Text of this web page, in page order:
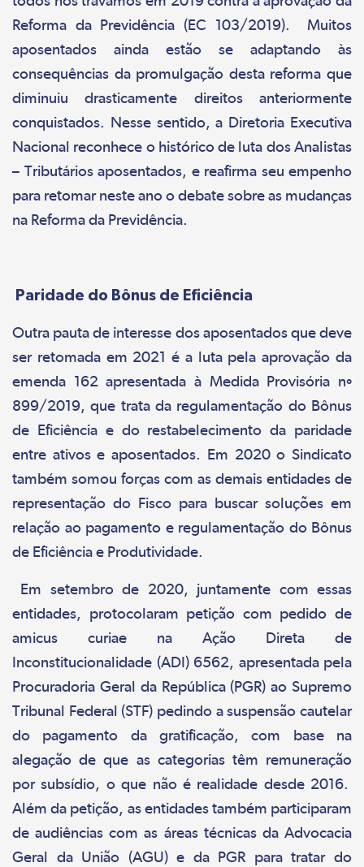
Reforma da Previdência (EC 103/2019). Muitos
aposentados ainda estão se adaptando às
consequências da promulgação desta reforma que
diminuiu drasticamente direitos anteriormente
conquistados. Nesse sentido, a Diretoria Executiva
Nacional reconhece o histórico de luta dos Analistas
– Tributários aposentados, e reafirma seu empenho
para retomar neste ano o debate sobre as mudanças
na Reforma da Previdência.
Paridade do Bônus de Eficiência
Outra pauta de interesse dos aposentados que deve
ser retomada em 2021 é a luta pela aprovação da
emenda 162 apresentada à Medida Provisória nº
899/2019, que trata da regulamentação do Bônus
de Eficiência e do restabelecimento da paridade
entre ativos e aposentados. Em 2020 o Sindicato
também somou forças com as demais entidades de
representação do Fisco para buscar soluções em
relação ao pagamento e regulamentação do Bônus
de Eficiência e Produtividade.
Em setembro de 2020, juntamente com essas
entidades, protocolaram petição com pedido de
amicus curiae na Ação Direta de
Inconstitucionalidade (ADI) 6562, apresentada pela
Procuradoria Geral da República (PGR) ao Supremo
Tribunal Federal (STF) pedindo a suspensão cautelar
do pagamento da gratificação, com base na
alegação de que as categorias têm remuneração
por subsídio, o que não é realidade desde 2016.
Além da petição, as entidades também participaram
de audiências com as áreas técnicas da Advocacia
Geral da União (AGU) e da PGR para tratar do